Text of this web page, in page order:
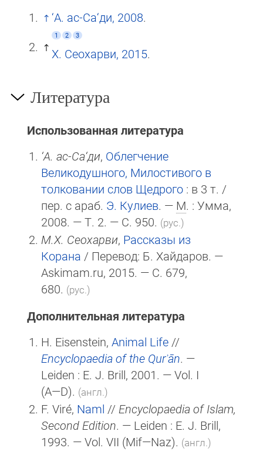
‘А. ас-Са‘ди, 2008.
1 2 3
Х. Сеохарви, 2015.
Литература
Использованная литература
‘А. ас-Са‘ди, Облегчение
Великодушного, Милостивого в
толковании слов Щедрого : в 3 т. /
пер. с араб. Э. Кулиев. — М. : Умма,
2008. — Т. 2. — С. 950. (рус.)
М.Х. Сеохарви, Рассказы из
Корана / Перевод: Б. Хайдаров. —
Askimam.ru, 2015. — С. 679,
680. (рус.)
Дополнительная литература
H. Eisenstein, Animal Life //
Encyclopaedia of the Qurʾān. —
Leiden : E. J. Brill, 2001. — Vol. I
(A—D). (англ.)
F. Viré, Naml // Encyclopaedia of Islam,
Second Edition. — Leiden : E. J. Brill,
1993. — Vol. VII (Mif—Naz). (англ.)